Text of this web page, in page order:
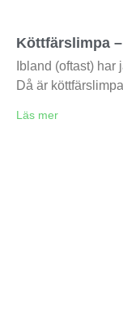
Köttfärslimpa
Ibland (oftast)
Då är
Läs mer